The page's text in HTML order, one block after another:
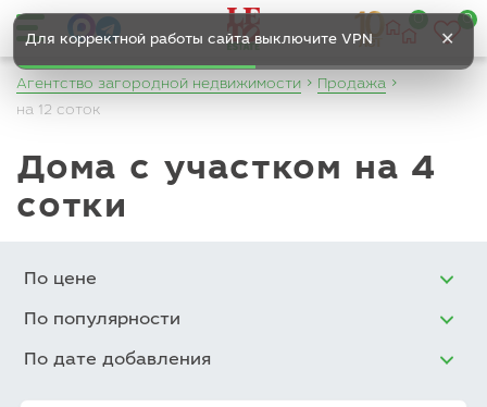
Для корректной работы сайта выключите VPN ✕
0
Агентство загородной недвижимости
Продажа
на 12 соток
Дома с участком на 4
сотки
По цене
По популярности
По дате добавления